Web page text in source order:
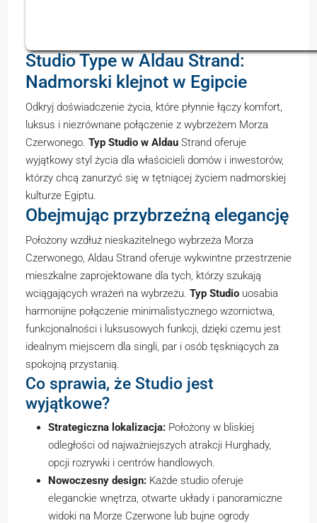
Studio Type w Aldau Strand:
Nadmorski klejnot w Egipcie
Odkryj doświadczenie życia, które płynnie łączy komfort,
luksus i niezrównane połączenie z wybrzeżem Morza
Czerwonego. Typ Studio w Aldau Strand oferuje
wyjątkowy styl życia dla właścicieli domów i inwestorów,
którzy chcą zanurzyć się w tętniącej życiem nadmorskiej
kulturze Egiptu.
Obejmując przybrzeżną elegancję
Położony wzdłuż nieskazitelnego wybrzeża Morza
Czerwonego, Aldau Strand oferuje wykwintne przestrzenie
mieszkalne zaprojektowane dla tych, którzy szukają
wciągających wrażeń na wybrzeżu. Typ Studio uosabia
harmonijne połączenie minimalistycznego wzornictwa,
funkcjonalności i luksusowych funkcji, dzięki czemu jest
idealnym miejscem dla singli, par i osób tęskniących za
spokojną przystanią.
Co sprawia, że Studio jest
wyjątkowe?
Strategiczna lokalizacja: Położony w bliskiej
odległości od najważniejszych atrakcji Hurghady,
opcji rozrywki i centrów handlowych.
Nowoczesny design: Każde studio oferuje
eleganckie wnętrza, otwarte układy i panoramiczne
widoki na Morze Czerwone lub bujne ogrody